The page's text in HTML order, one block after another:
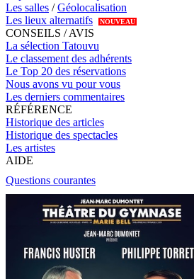
Les salles /Géolocalisation
Les lieux alternatifs
NOUVEAU
CONSEILS / AVIS
La sélection Tatouvu
Le classement des adhérents
Le Top 20 des réservations
Nous avons vu pour vous
Les derniers commentaires
RÉFÉRENCE
Historique des articles
Historique des spectacles
Les artistes
AIDE
Questions courantes